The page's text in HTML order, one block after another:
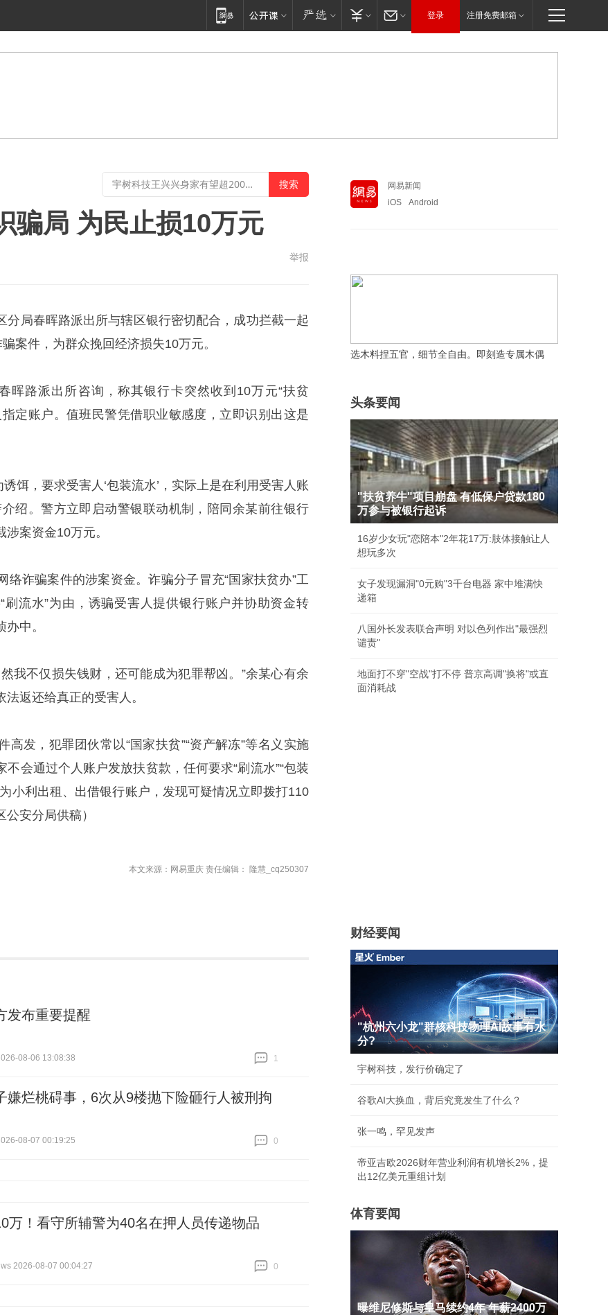
登录 注册免费邮箱
骗局 为民止损10万元
举报
分局春晖路派出所与辖区银行密切配合，成功拦截一起
骗案件，为群众挽回经济损失10万元。
晖路派出所咨询，称其银行卡突然收到10万元“扶贫
定账户。值班民警凭借职业敏感度，立即识别出这是
诱饵，要求受害人‘包装流水’，实际上是在利用受害人账
绍。警方立即启动警银联动机制，陪同余某前往银行
案资金10万元。
络诈骗案件的涉案资金。诈骗分子冒充“国家扶贫办”工
刷流水”为由，诱骗受害人提供银行账户并协助资金转
中。
然我不仅损失钱财，还可能成为犯罪帮凶。”余某心有余
返还给真正的受害人。
高发，犯罪团伙常以“国家扶贫”“资产解冻”等名义实施
会通过个人账户发放扶贫款，任何要求“刷流水”“包装
小利出租、出借银行账户，发现可疑情况立即拨打110
安分局供稿）
本文来源：网易重庆 责任编辑： 隆慧_cq250307
发布重要提醒
08-06 13:08:38
1
嫌烂桃碍事，6次从9楼抛下险砸行人被刑拘
08-07 00:19:25
0
万！看守所辅警为40名在押人员传递物品
2026-08-07 00:04:27
0
网易新闻
iOS
Android
头条要闻
"扶贫养牛"项目崩盘 有低保户贷款180
万参与被银行起诉
16岁少女玩"恋陪本"2年花17万:肢体接触让人
想玩多次
女子发现漏洞"0元购"3千台电器 家中堆满快
递箱
八国外长发表联合声明 对以色列作出"最强烈
谴责"
地面打不穿"空战"打不停 普京高调"换将"或直
面消耗战
财经要闻
"杭州六小龙"群核科技物理AI故事有水
分?
宇树科技，发行价确定了
谷歌AI大换血，背后究竟发生了什么？
张一鸣，罕见发声
帝亚吉欧2026财年营业利润有机增长2%，提
出12亿美元重组计划
体育要闻
曝维尼修斯与皇马续约4年 年薪2400万